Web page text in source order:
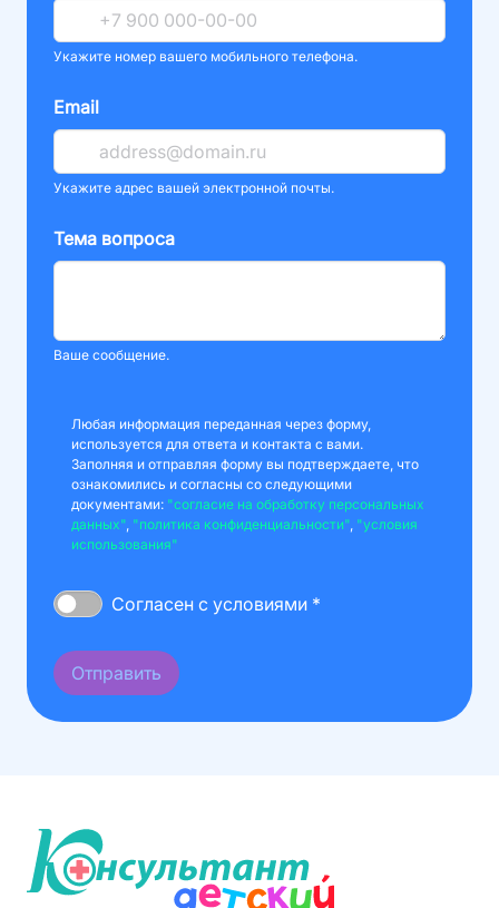
Укажите номер вашего мобильного телефона.
Email
Укажите адрес вашей электронной почты.
Тема вопроса
Ваше сообщение.
Любая информация переданная через форму,
используется для ответа и контакта с вами.
Заполняя и отправляя форму вы подтверждаете, что
ознакомились и согласны со следующими
документами: "согласие на обработку персональных
данных", "политика конфиденциальности", "условия
использования"
Согласен с условиями *
Отправить